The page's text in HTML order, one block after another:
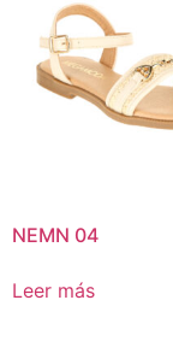
NEMN 04
Leer más